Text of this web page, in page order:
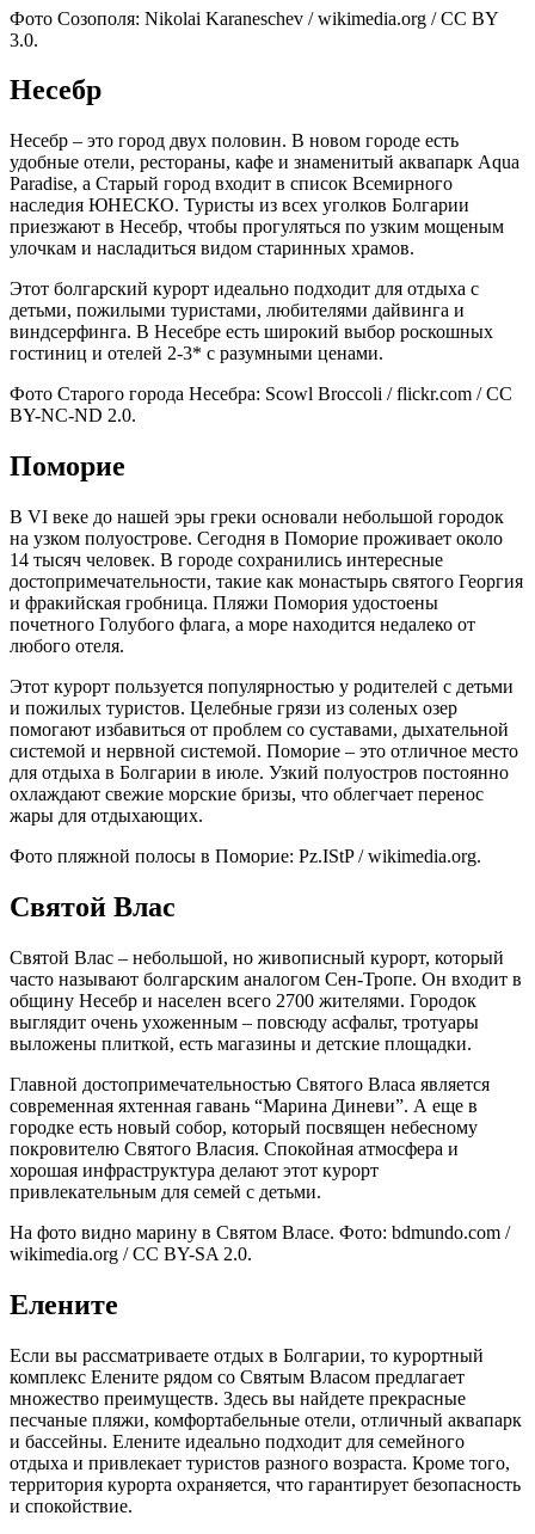
Фото Созополя: Nikolai Karaneschev / wikimedia.org / CC BY
3.0.
Несебр
Несебр – это город двух половин. В новом городе есть
удобные отели, рестораны, кафе и знаменитый аквапарк Aqua
Paradise, а Старый город входит в список Всемирного
наследия ЮНЕСКО. Туристы из всех уголков Болгарии
приезжают в Несебр, чтобы прогуляться по узким мощеным
улочкам и насладиться видом старинных храмов.
Этот болгарский курорт идеально подходит для отдыха с
детьми, пожилыми туристами, любителями дайвинга и
виндсерфинга. В Несебре есть широкий выбор роскошных
гостиниц и отелей 2-3* с разумными ценами.
Фото Старого города Несебра: Scowl Broccoli / flickr.com / CC
BY-NC-ND 2.0.
Поморие
В VI веке до нашей эры греки основали небольшой городок
на узком полуострове. Сегодня в Поморие проживает около
14 тысяч человек. В городе сохранились интересные
достопримечательности, такие как монастырь святого Георгия
и фракийская гробница. Пляжи Помория удостоены
почетного Голубого флага, а море находится недалеко от
любого отеля.
Этот курорт пользуется популярностью у родителей с детьми
и пожилых туристов. Целебные грязи из соленых озер
помогают избавиться от проблем со суставами, дыхательной
системой и нервной системой. Поморие – это отличное место
для отдыха в Болгарии в июле. Узкий полуостров постоянно
охлаждают свежие морские бризы, что облегчает перенос
жары для отдыхающих.
Фото пляжной полосы в Поморие: Pz.IStP / wikimedia.org.
Святой Влас
Святой Влас – небольшой, но живописный курорт, который
часто называют болгарским аналогом Сен-Тропе. Он входит в
общину Несебр и населен всего 2700 жителями. Городок
выглядит очень ухоженным – повсюду асфальт, тротуары
выложены плиткой, есть магазины и детские площадки.
Главной достопримечательностью Святого Власа является
современная яхтенная гавань “Марина Диневи”. А еще в
городке есть новый собор, который посвящен небесному
покровителю Святого Власия. Спокойная атмосфера и
хорошая инфраструктура делают этот курорт
привлекательным для семей с детьми.
На фото видно марину в Святом Власе. Фото: bdmundo.com /
wikimedia.org / CC BY-SA 2.0.
Елените
Если вы рассматриваете отдых в Болгарии, то курортный
комплекс Елените рядом со Святым Власом предлагает
множество преимуществ. Здесь вы найдете прекрасные
песчаные пляжи, комфортабельные отели, отличный аквапарк
и бассейны. Елените идеально подходит для семейного
отдыха и привлекает туристов разного возраста. Кроме того,
территория курорта охраняется, что гарантирует безопасность
и спокойствие.